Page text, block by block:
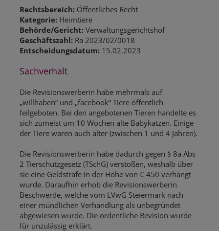
Rechtsbereich: Öffentliches Recht
Kategorie: Heimtiere
Behörde/Gericht: Verwaltungsgerichtshof
Geschäftszahl: Ra 2023/02/0018
Entscheidungsdatum: 15.02.2023
Sachverhalt
Die Revisionswerberin habe mehrmals auf
„willhaben“ und „facebook“ Tiere öffentlich
feilgeboten. Bei den angebotenen Tieren handelte es
sich zumeist um 10 Wochen alte Babykatzen. Einige
der Tiere waren auch älter (zwischen 1 und 4 Jahren).
Die Revisionswerberin habe dadurch gegen § 8a Abs
2 Tierschutzgesetz (TSchG) verstoßen, weshalb über
sie eine Geldstrafe in der Höhe von € 450 verhängt
wurde. Daraufhin erhob die Revisionswerberin
Beschwerde, welche vom LVwG Steiermark nach
einer mündlichen Verhandlung als unbegründet
abgewiesen wurde. Die ordentliche Revision wurde
für unzulässig erklärt.